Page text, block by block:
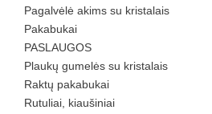
Pagalvėlė akims su kristalais
Pakabukai
PASLAUGOS
Plaukų gumelės su kristalais
Raktų pakabukai
Rutuliai, kiaušiniai